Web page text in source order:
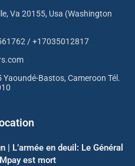
Va 20155, Usa (Washington
/ +17035012817
Bastos, Cameroon Tél.
| L’armée en deuil: Le Général
est mort